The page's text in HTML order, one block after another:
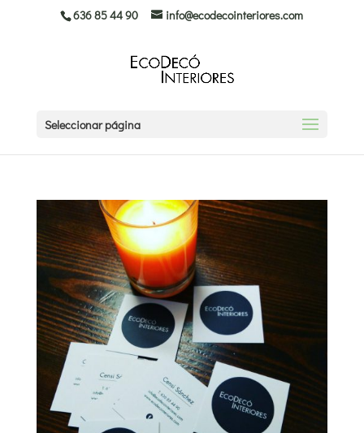
636 85 44 90 info@ecodecointeriores.com
Seleccionar página